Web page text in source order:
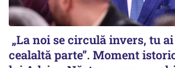
„La noi se circulă invers, tu
cealaltă parte”. Moment